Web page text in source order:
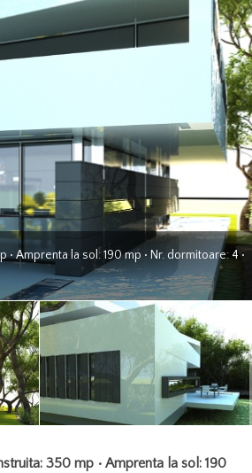
Amprenta la sol: 190 mp • Nr. dormitoare: 4 •
350 mp • Amprenta la sol: 190